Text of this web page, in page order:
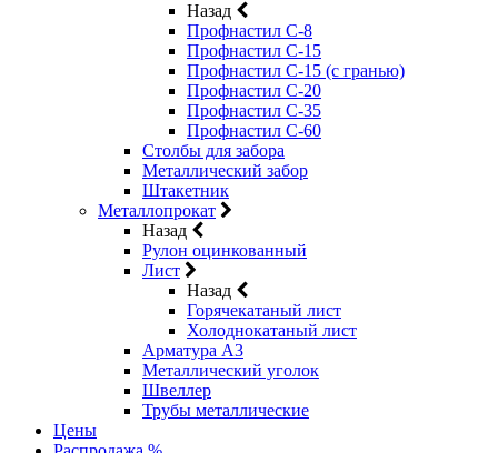
Назад
Профнастил С-8
Профнастил С-15
Профнастил С-15 (с гранью)
Профнастил С-20
Профнастил С-35
Профнастил С-60
Столбы для забора
Металлический забор
Штакетник
Металлопрокат
Назад
Рулон оцинкованный
Лист
Назад
Горячекатаный лист
Холоднокатаный лист
Арматура А3
Металлический уголок
Швеллер
Трубы металлические
Цены